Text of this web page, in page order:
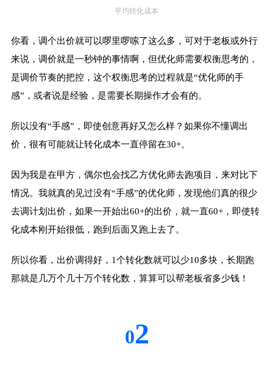
平均转化成本
你看，调个出价就可以啰里啰嗦了这么多，可对于老板或外行
来说，调价就是一秒钟的事情啊，但优化师需要权衡思考的，
是调价节奏的把控，这个权衡思考的过程就是“优化师的手
感”，或者说是经验，是需要长期操作才会有的。
所以没有“手感”，即使创意再好又怎么样？如果你不懂调出
价，很有可能就让转化成本一直停留在30+。
因为我是在甲方，偶尔也会找乙方优化师去跑项目，来对比下
情况。我就真的见过没有“手感”的优化师，发现他们真的很少
去调计划出价，如果一开始出60+的出价，就一直60+，即使转
化成本刚开始很低，跑到后面又跑上去了。
所以你看，出价调得好，1个转化数就可以少10多块，长期跑
那就是几万个几十万个转化数，算算可以帮老板省多少钱！
02